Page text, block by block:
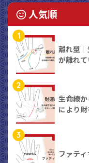
人気順
1
離れ型｜
が離れ
2
生命線
により
3
ファテ